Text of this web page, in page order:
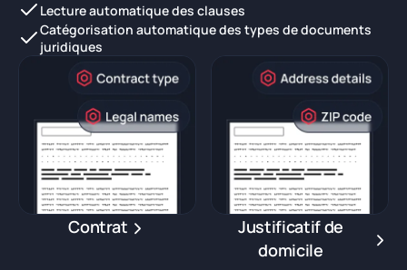
Lecture automatique des clauses
Catégorisation automatique des types de documents
juridiques
Contrat
Justificatif de
domicile